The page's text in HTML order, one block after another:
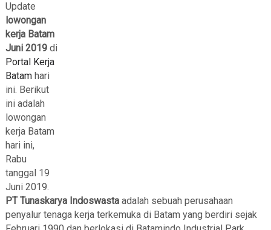
Update
lowongan
kerja Batam
Juni 2019di
Portal Kerja
Batamhari
ini. Berikut
ini adalah
lowongan
kerja Batam
hari ini,
Rabu
tanggal 19
Juni 2019.
PT Tunaskarya Indoswasta adalah sebuah perusahaan
penyalur tenaga kerja terkemuka di Batam yang berdiri sejak